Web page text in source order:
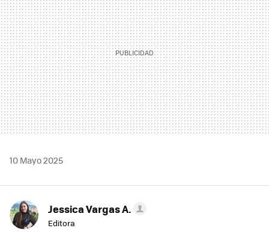
10 Mayo 2025
Jessica Vargas A.
Editora